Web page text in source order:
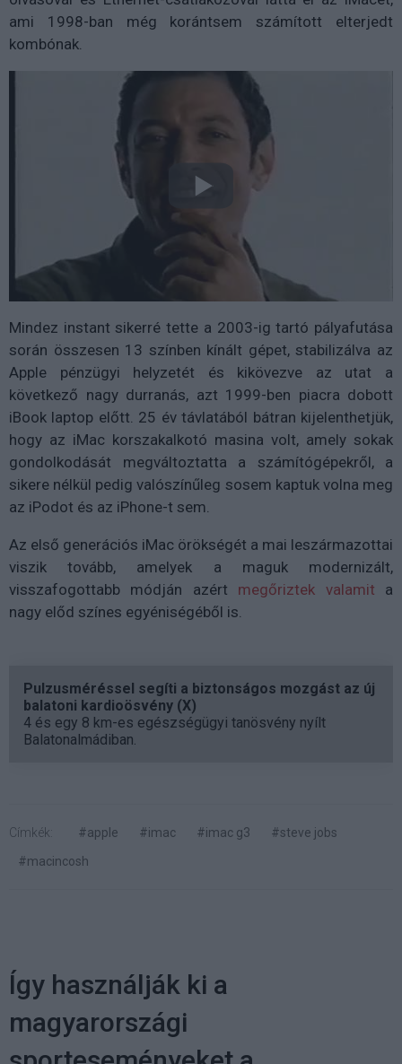
ami 1998-ban még korántsem számított elterjedt
kombónak.
Mindez instant sikerré tette a 2003-ig tartó pályafutása
során összesen 13 színben kínált gépet, stabilizálva az
Apple pénzügyi helyzetét és kikövezve az utat a
következő nagy durranás, azt 1999-ben piacra dobott
iBook laptop előtt. 25 év távlatából bátran kijelenthetjük,
hogy az iMac korszakalkotó masina volt, amely sokak
gondolkodását megváltoztatta a számítógépekről, a
sikere nélkül pedig valószínűleg sosem kaptuk volna meg
az iPodot és az iPhone-t sem.
Az első generációs iMac örökségét a mai leszármazottai
viszik tovább, amelyek a maguk modernizált,
visszafogottabb módján azért megőriztek valamit a
nagy előd színes egyéniségéből is.
Pulzusméréssel segíti a biztonságos mozgást az új
balatoni kardioösvény (X)
4 és egy 8 km-es egészségügyi tanösvény nyílt
Balatonalmádiban.
Címkék: #apple #imac #imac g3
#steve jobs
#macincosh
Így használják ki a
magyarországi